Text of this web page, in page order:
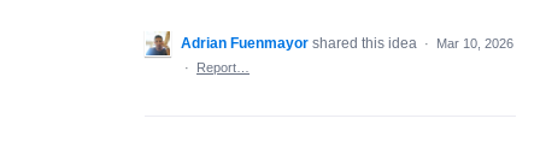
Adrian Fuenmayor shared this idea ·
Mar 10, 2026
·
Report…